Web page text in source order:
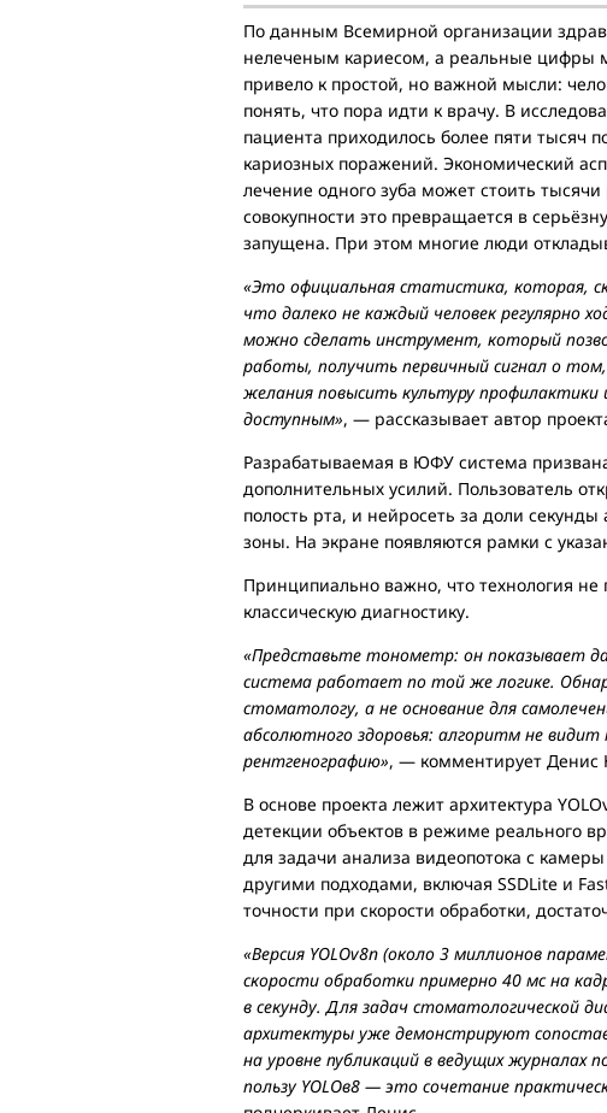
По данным Всемирной организации
нелеченым кариесом, а реальные цифры
привело к простой, но важной мысли:
понять, что пора идти к врачу. В
пациента приходилось более пяти тысяч
кариозных поражений. Экономический
лечение одного зуба может стоить
совокупности это превращается в
запущена. При этом многие люди
«Это официальная статистика, которая,
что далеко не каждый человек регулярно
можно сделать инструмент, который
работы, получить первичный сигнал о
желания повысить культуру
доступным», — рассказывает автор
Разрабатываемая в ЮФУ система
дополнительных усилий. Пользователь
полость рта, и нейросеть за доли
зоны. На экране появляются рамки с
Принципиально важно, что технология
классическую диагностику.
«Представьте тонометр: он показывает
система работает по той же логике.
стоматологу, а не основание для
абсолютного здоровья: алгоритм не
рентгенографию», — комментирует Денис
В основе проекта лежит архитектура
детекции объектов в режиме реального
для задачи анализа видеопотока с
другими подходами, включая SSDLite и
точности при скорости обработки,
«Версия YOLOv8n (около 3 миллионов
скорости обработки примерно 40 мс на
в секунду. Для задач стоматологической
архитектуры уже демонстрируют
на уровне публикаций в ведущих
пользу YOLOв8 — это сочетание